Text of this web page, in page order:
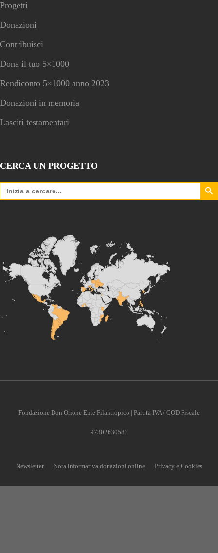
Progetti
Donazioni
Contribuisci
Dona il tuo 5×1000
Rendiconto 5×1000 anno 2023
Donazioni in memoria
Lasciti testamentari
CERCA UN PROGETTO
Search
for:
Search
Fondazione Don Orione Ente Filantropico | Partita IVA / COD Fiscale
97302630583
Newsletter Nota informativa donazioni online Privacy e Cookies